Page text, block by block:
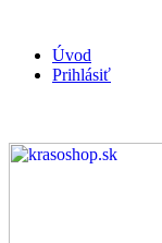
Úvod
Prihlásiť